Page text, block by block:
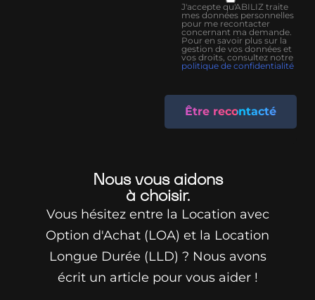
J'accepte qu'ABILIZ traite
mes données personnelles
pour me recontacter
concernant ma demande.
Pour en savoir plus sur la
gestion de vos données et
vos droits, consultez notre
politique de confidentialité
Être recontacté
Nous vous aidons
à choisir.
Vous hésitez entre la Location avec
Option d'Achat (LOA) et la Location
Longue Durée (LLD) ? Nous avons
écrit un article pour vous aider !